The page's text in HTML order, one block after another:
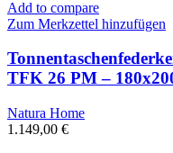
Add to compare
Zum Merkzettel hinzufügen
TFK 26 PM –
Natura Home
1.149,00 €